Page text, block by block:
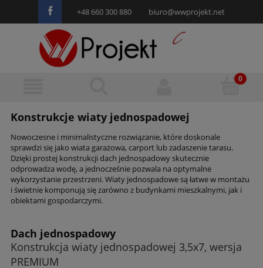
+48 660 300 880 biuro@wwprojekt.net
Konstrukcje wiaty jednospadowej
Nowoczesne i minimalistyczne rozwiązanie, które doskonale
sprawdzi się jako wiata garażowa, carport lub zadaszenie tarasu.
Dzięki prostej konstrukcji dach jednospadowy skutecznie
odprowadza wodę, a jednocześnie pozwala na optymalne
wykorzystanie przestrzeni. Wiaty jednospadowe są łatwe w montażu
i świetnie komponują się zarówno z budynkami mieszkalnymi, jak i
obiektami gospodarczymi.
Dach jednospadowy
Konstrukcja wiaty jednospadowej 3,5x7, wersja
PREMIUM